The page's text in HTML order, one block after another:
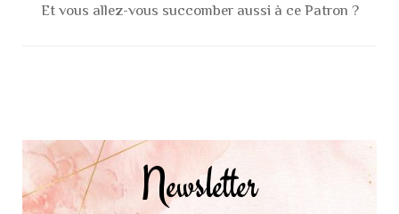
Et vous allez-vous succomber aussi à ce Patron ?
Newsletter